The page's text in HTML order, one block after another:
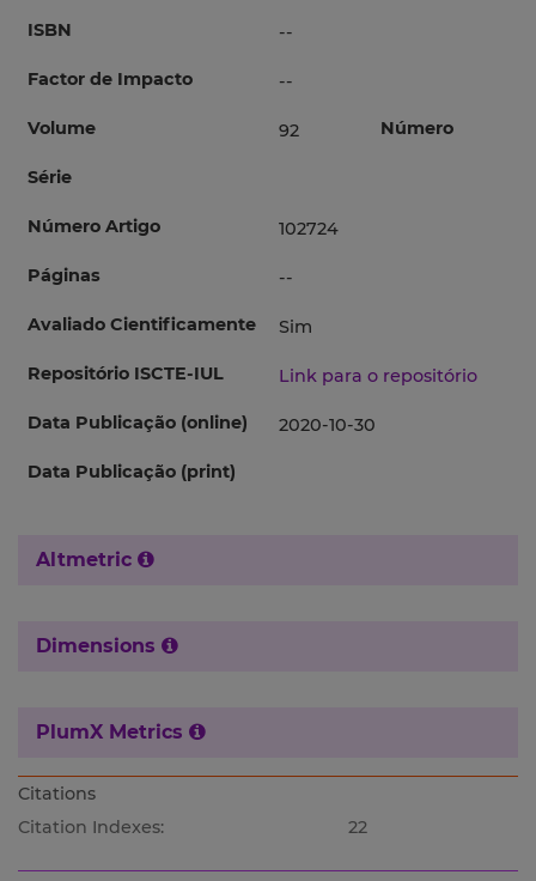
ISBN
--
Factor de Impacto --
Volume 92 Número
Série
Número Artigo 102724
Páginas --
Avaliado Cientificamente Sim
Repositório ISCTE-IUL Link para o repositório
Data Publicação (online) 2020-10-30
Data Publicação (print)
Altmetric
Dimensions
PlumX Metrics
Citations
Citation Indexes:
22